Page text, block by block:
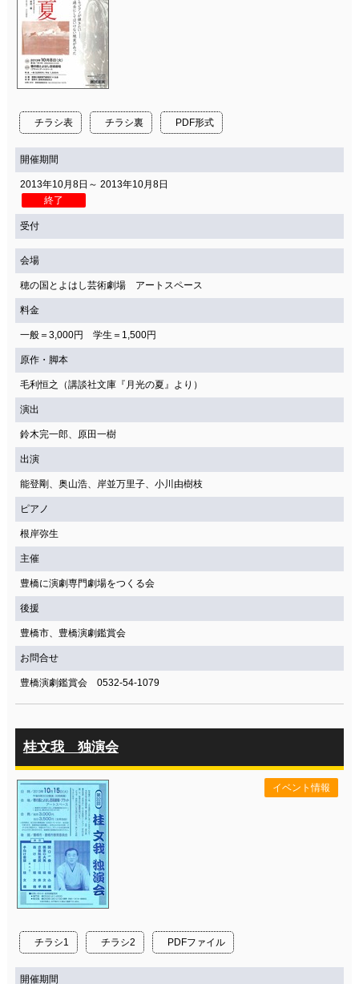
チラシ表 チラシ裏 PDF形式
開催期間
2013年10月8日～ 2013年10月8日
終了
受付
会場
穂の国とよはし芸術劇場 アートスペース
料金
一般＝3,000円 学生＝1,500円
原作・脚本
毛利恒之（講談社文庫『月光の夏』より）
演出
鈴木完一郎、原田一樹
出演
能登剛、奥山浩、岸並万里子、小川由樹枝
ピアノ
根岸弥生
主催
豊橋に演劇専門劇場をつくる会
後援
豊橋市、豊橋演劇鑑賞会
お問合せ
豊橋演劇鑑賞会 0532-54-1079
桂文我 独演会
チラシ1 チラシ2 PDFファイル
イベント情報
開催期間